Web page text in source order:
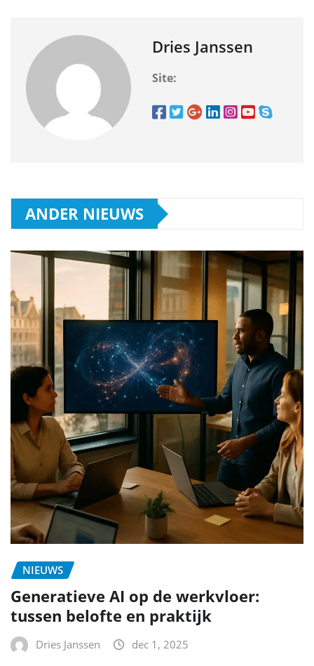
Dries Janssen
Site:
ANDER NIEUWS
NIEUWS
Generatieve AI op de werkvloer:
tussen belofte en praktijk
Dries Janssen dec 1, 2025